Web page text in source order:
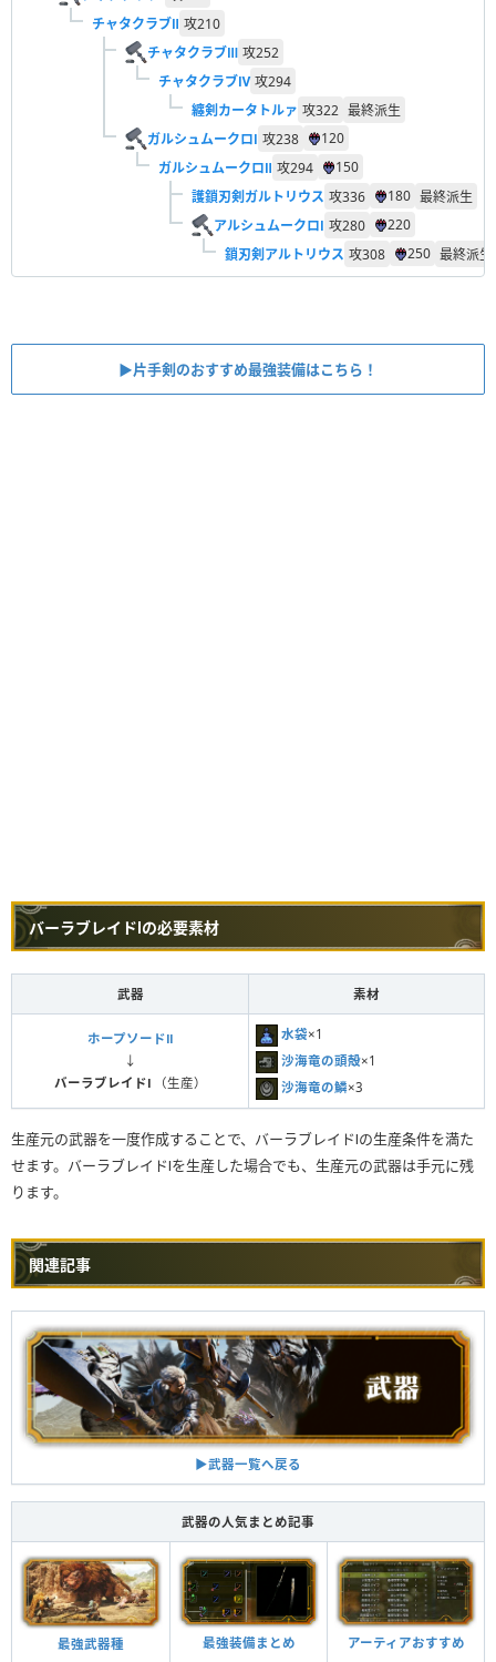
チャタクラブⅡ 攻210
チャタクラブⅢ 攻252
チャタクラブⅣ 攻294
纏剣カータトルァ 攻322 最終派生
ガルシュムークロⅠ 攻238
120
ガルシュムークロⅡ 攻294
150
護鎖刃剣ガルトリウス 攻336 180 最終派生
アルシュムークロⅠ 攻280
220
鎖刃剣アルトリウス 攻308 250 最終派生
▶︎片手剣のおすすめ最強装備はこちら！
バーラブレイドⅠの必要素材
武器 素材
ホープソードⅡ
↓
バーラブレイドⅠ（生産）
水袋×1
沙海竜の頭殻×1
沙海竜の鱗×3
生産元の武器を一度作成することで、バーラブレイドⅠの生産条件を満た
せます。バーラブレイドⅠを生産した場合でも、生産元の武器は手元に残
ります。
関連記事
▶︎武器一覧へ戻る
武器の人気まとめ記事
最強武器種 最強装備まとめ アーティアおすすめ